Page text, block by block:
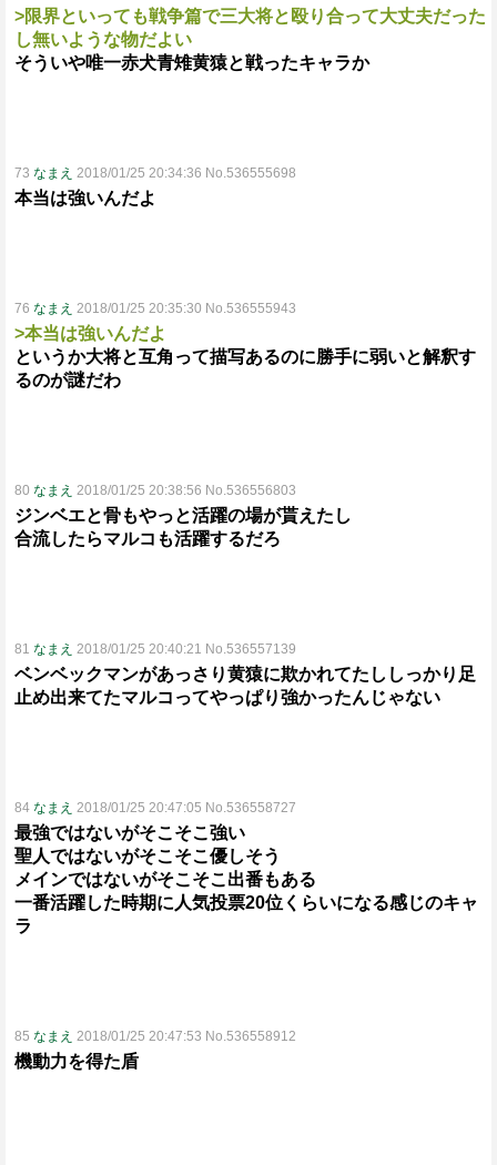
>限界といっても戦争篇で三大将と殴り合って大丈夫だった
し無いような物だよい
そういや唯一赤犬青雉黄猿と戦ったキャラか
73 なまえ 2018/01/25 20:34:36 No.536555698
本当は強いんだよ
76 なまえ 2018/01/25 20:35:30 No.536555943
>本当は強いんだよ
というか大将と互角って描写あるのに勝手に弱いと解釈す
るのが謎だわ
80 なまえ 2018/01/25 20:38:56 No.536556803
ジンベエと骨もやっと活躍の場が貰えたし
合流したらマルコも活躍するだろ
81 なまえ 2018/01/25 20:40:21 No.536557139
ベンベックマンがあっさり黄猿に欺かれてたししっかり足
止め出来てたマルコってやっぱり強かったんじゃない
84 なまえ 2018/01/25 20:47:05 No.536558727
最強ではないがそこそこ強い
聖人ではないがそこそこ優しそう
メインではないがそこそこ出番もある
一番活躍した時期に人気投票20位くらいになる感じのキャ
ラ
85 なまえ 2018/01/25 20:47:53 No.536558912
機動力を得た盾